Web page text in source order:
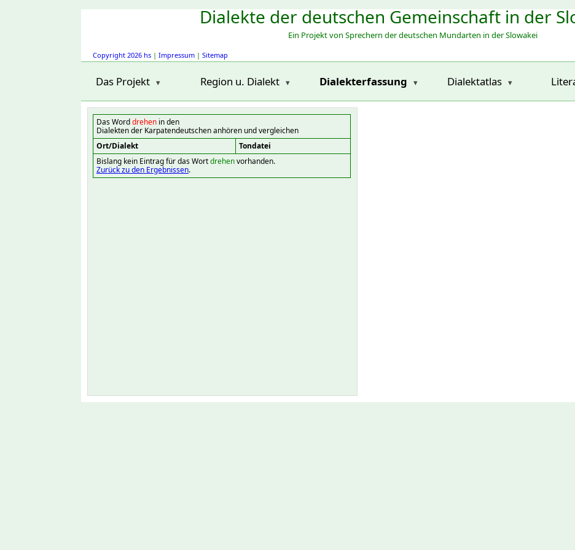
Dialekte der deutschen Gemeinschaft in der
Ein Projekt von Sprechern der deutschen Mundarten in der Slowakei
Copyright 2026 hs | Impressum | Sitemap
Das Projekt Region u. Dialekt Dialekterfassung Dialektatlas
Das Worddrehen in den
Dialekten der Karpatendeutschen anhören und vergleichen
Ort/Dialekt
Tondatei
Bislang kein Eintrag für das Wortdrehenvorhanden.
Zurück zu den Ergebnissen.